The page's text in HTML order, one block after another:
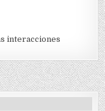
interacciones